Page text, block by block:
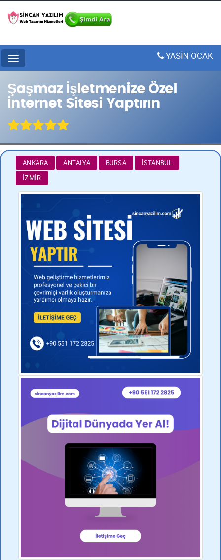
Menu YASİN OCAK
Şaşmaz İşletmenize Özel
İnternet Sitesi Yaptırın
ANKARA ANTALYA BURSA
İSTANBUL
İZMIR